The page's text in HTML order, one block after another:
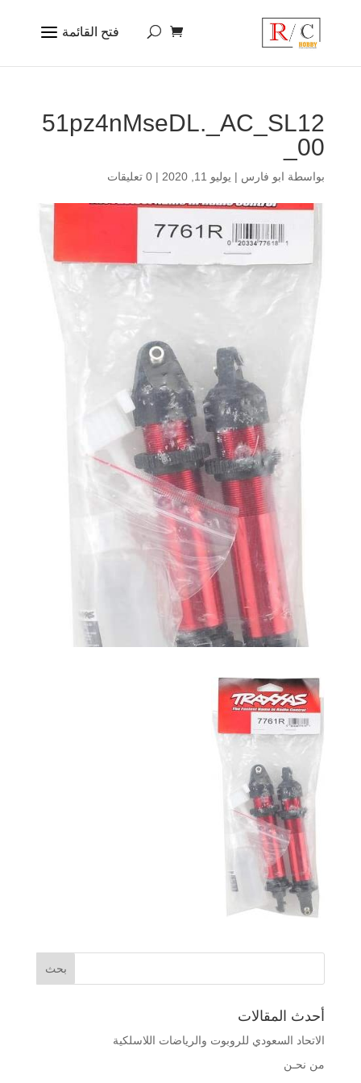
51pz4nMseDL._AC_SL12
00_
بواسطة ابو فارس | يوليو 11, 2020 | 0 تعليقات
أحدث المقالات
الاتحاد السعودي للروبوت والرياضات اللاسلكية
من نحـن